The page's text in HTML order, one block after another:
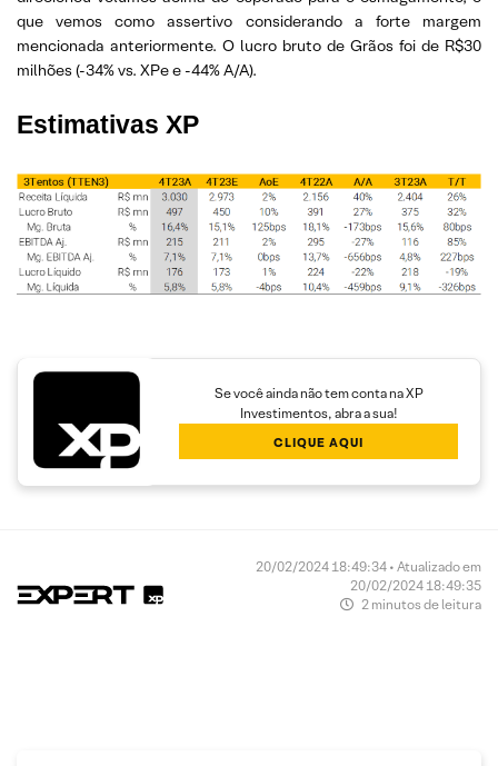
que vemos como assertivo considerando a forte margem
mencionada anteriormente. O lucro bruto de Grãos foi de R$30
milhões (-34% vs. XPe e -44% A/A).
Estimativas XP
Se você ainda não tem conta na XP
Investimentos, abra a sua!
CLIQUE AQUI
20/02/2024 18:49:34 • Atualizado em
20/02/2024 18:49:35
2 minutos de leitura